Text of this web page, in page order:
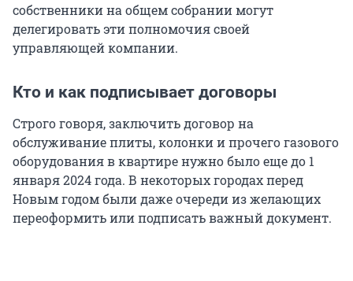
собственники на общем собрании могут
делегировать эти полномочия своей
управляющей компании.
Кто и как подписывает договоры
Строго говоря, заключить договор на
обслуживание плиты, колонки и прочего газового
оборудования в квартире нужно было еще до 1
января 2024 года. В некоторых городах перед
Новым годом были даже очереди из желающих
переоформить или подписать важный документ.